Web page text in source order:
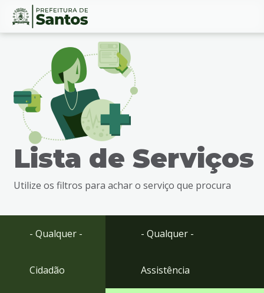
Ir
busca
Ir
Conteúdo
Lista de Serviços
Utilize os filtros para achar o serviço que procura
- Qualquer -
Cidadão
- Qualquer -
Assistência